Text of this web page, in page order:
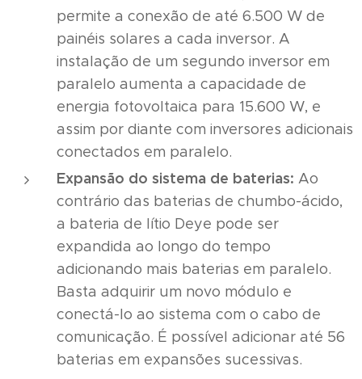
permite a conexão de até 6.500 W de
painéis solares a cada inversor. A
instalação de um segundo inversor em
paralelo aumenta a capacidade de
energia fotovoltaica para 15.600 W, e
assim por diante com inversores adicionais
conectados em paralelo.
Expansão do sistema de baterias: Ao
contrário das baterias de chumbo-ácido,
a bateria de lítio Deye pode ser
expandida ao longo do tempo
adicionando mais baterias em paralelo.
Basta adquirir um novo módulo e
conectá-lo ao sistema com o cabo de
comunicação. É possível adicionar até 56
baterias em expansões sucessivas.